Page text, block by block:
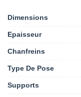
Dimensions
Epaisseur
Chanfreins
Type De Pose
Supports